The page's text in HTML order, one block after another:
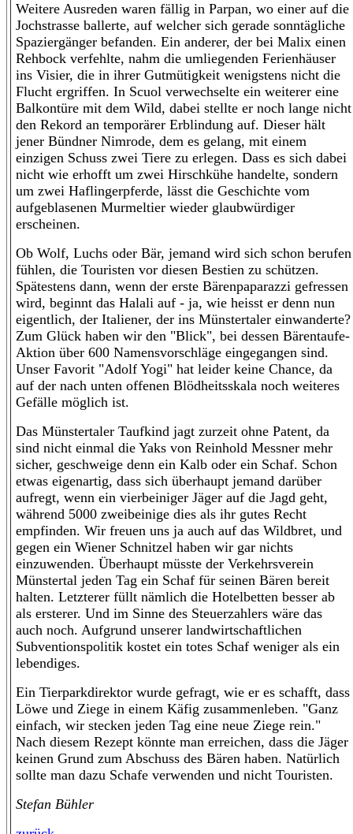
Weitere Ausreden waren fällig in Parpan, wo einer auf die
Jochstrasse ballerte, auf welcher sich gerade sonntägliche
Spaziergänger befanden. Ein anderer, der bei Malix einen
Rehbock verfehlte, nahm die umliegenden Ferienhäuser
ins Visier, die in ihrer Gutmütigkeit wenigstens nicht die
Flucht ergriffen. In Scuol verwechselte ein weiterer eine
Balkontüre mit dem Wild, dabei stellte er noch lange nicht
den Rekord an temporärer Erblindung auf. Dieser hält
jener Bündner Nimrode, dem es gelang, mit einem
einzigen Schuss zwei Tiere zu erlegen. Dass es sich dabei
nicht wie erhofft um zwei Hirschkühe handelte, sondern
um zwei Haflingerpferde, lässt die Geschichte vom
aufgeblasenen Murmeltier wieder glaubwürdiger
erscheinen.
Ob Wolf, Luchs oder Bär, jemand wird sich schon berufen
fühlen, die Touristen vor diesen Bestien zu schützen.
Spätestens dann, wenn der erste Bärenpaparazzi gefressen
wird, beginnt das Halali auf - ja, wie heisst er denn nun
eigentlich, der Italiener, der ins Münstertaler einwanderte?
Zum Glück haben wir den "Blick", bei dessen Bärentaufe-
Aktion über 600 Namensvorschläge eingegangen sind.
Unser Favorit "Adolf Yogi" hat leider keine Chance, da
auf der nach unten offenen Blödheitsskala noch weiteres
Gefälle möglich ist.
Das Münstertaler Taufkind jagt zurzeit ohne Patent, da
sind nicht einmal die Yaks von Reinhold Messner mehr
sicher, geschweige denn ein Kalb oder ein Schaf. Schon
etwas eigenartig, dass sich überhaupt jemand darüber
aufregt, wenn ein vierbeiniger Jäger auf die Jagd geht,
während 5000 zweibeinige dies als ihr gutes Recht
empfinden. Wir freuen uns ja auch auf das Wildbret, und
gegen ein Wiener Schnitzel haben wir gar nichts
einzuwenden. Überhaupt müsste der Verkehrsverein
Münstertal jeden Tag ein Schaf für seinen Bären bereit
halten. Letzterer füllt nämlich die Hotelbetten besser ab
als ersterer. Und im Sinne des Steuerzahlers wäre das
auch noch. Aufgrund unserer landwirtschaftlichen
Subventionspolitik kostet ein totes Schaf weniger als ein
lebendiges.
Ein Tierparkdirektor wurde gefragt, wie er es schafft, dass
Löwe und Ziege in einem Käfig zusammenleben. "Ganz
einfach, wir stecken jeden Tag eine neue Ziege rein."
Nach diesem Rezept könnte man erreichen, dass die Jäger
keinen Grund zum Abschuss des Bären haben. Natürlich
sollte man dazu Schafe verwenden und nicht Touristen.
Stefan Bühler